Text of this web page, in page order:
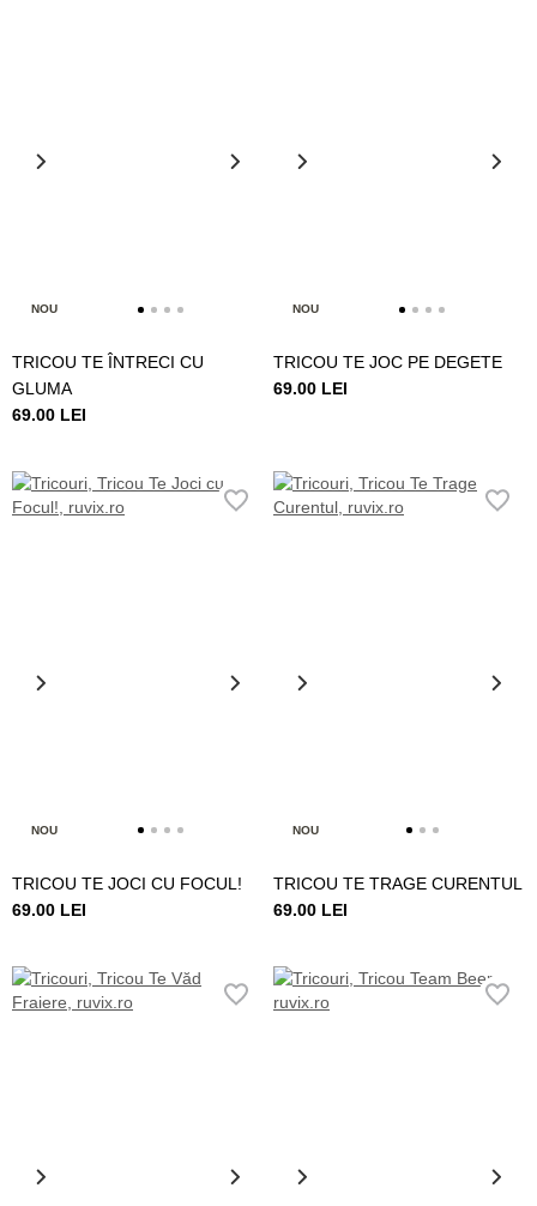
NOU
TRICOU TE ÎNTRECI CU
GLUMA
69.00 LEI
NOU
TRICOU TE JOC PE DEGETE
69.00 LEI
NOU
TRICOU TE JOCI CU FOCUL!
69.00 LEI
NOU
TRICOU TE TRAGE CURENTUL
69.00 LEI